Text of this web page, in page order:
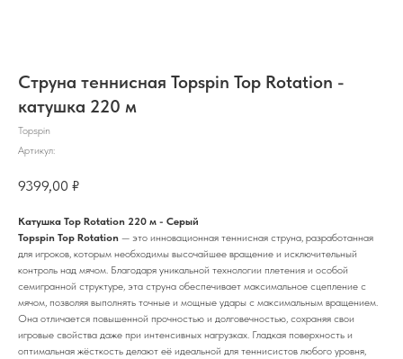
Струна теннисная Topspin Top Rotation -
катушка 220 м
Topspin
Артикул:
9399,00 ₽
Катушка Top Rotation 220 м - Серый
Topspin Top Rotation — это инновационная теннисная струна, разработанная
для игроков, которым необходимы высочайшее вращение и исключительный
контроль над мячом. Благодаря уникальной технологии плетения и особой
семигранной структуре, эта струна обеспечивает максимальное сцепление с
мячом, позволяя выполнять точные и мощные удары с максимальным вращением.
Она отличается повышенной прочностью и долговечностью, сохраняя свои
игровые свойства даже при интенсивных нагрузках. Гладкая поверхность и
оптимальная жёсткость делают её идеальной для теннисистов любого уровня,